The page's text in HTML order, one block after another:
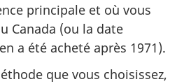
principale et où vous
Canada (ou la date
a été acheté après 1971).
que vous choisissez,